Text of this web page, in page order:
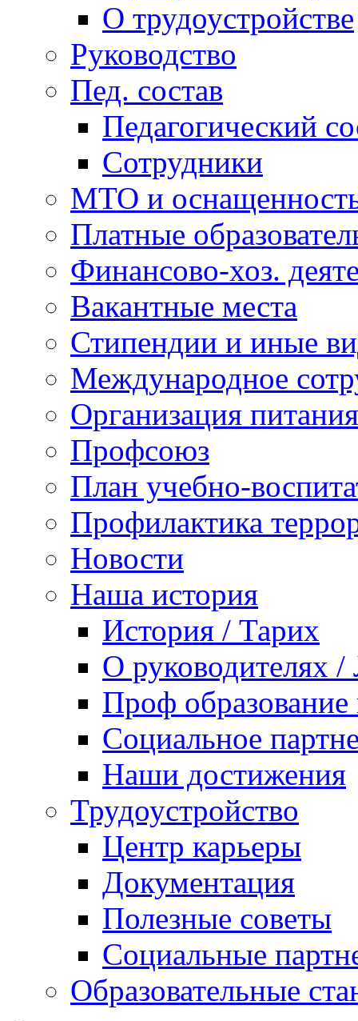
О трудоустройстве
Руководство
Пед. состав
Педагогический
Сотрудники
МТО и
Платные
Финансово-хоз.
Вакантные места
Стипендии и иные
Международное
Организация
Профсоюз
План учебно-
Профилактика
Новости
Наша история
История / Тарих
О руководителях /
Проф образование
Социальное
Наши достижения
Трудоустройство
Центр карьеры
Документация
Полезные советы
Социальные
Образовательные